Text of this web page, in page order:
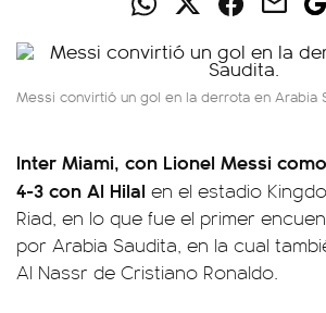
Messi convirtió un gol en la derrota en Arabia
Inter Miami, con Lionel Messi
4-3 con Al Hilal en el estadio
Riad, en lo que fue el primer
por Arabia Saudita, en la cual
Al Nassr de Cristiano Ronaldo.